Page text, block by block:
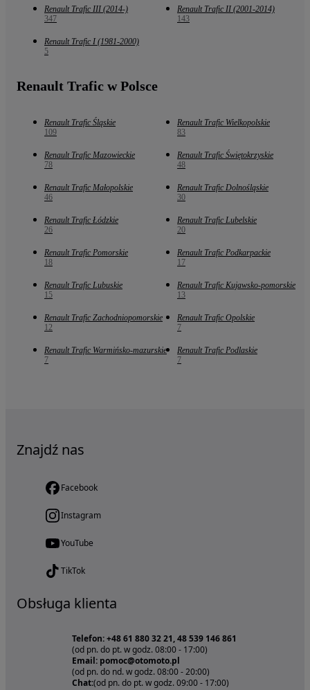
Renault Trafic III (2014-)
347
Renault Trafic II (2001-2014)
143
Renault Trafic I (1981-2000)
5
Renault Trafic w Polsce
Renault Trafic Śląskie
109
Renault Trafic Wielkopolskie
83
Renault Trafic Mazowieckie
78
Renault Trafic Świętokrzyskie
48
Renault Trafic Małopolskie
46
Renault Trafic Dolnośląskie
30
Renault Trafic Łódzkie
26
Renault Trafic Lubelskie
20
Renault Trafic Pomorskie
18
Renault Trafic Podkarpackie
17
Renault Trafic Lubuskie
15
Renault Trafic Kujawsko-pomorskie
13
Renault Trafic Zachodniopomorskie
12
Renault Trafic Opolskie
7
Renault Trafic Warmińsko-mazurskie
7
Renault Trafic Podlaskie
7
Znajdź nas
Facebook
Instagram
YouTube
TikTok
Obsługa klienta
Telefon: +48 61 880 32 21, 48 539 146 861
(od pn. do pt. w godz. 08:00 - 17:00)
Email: pomoc@otomoto.pl
(od pn. do nd. w godz. 08:00 - 20:00)
Chat:(od pn. do pt. w godz. 09:00 - 17:00)